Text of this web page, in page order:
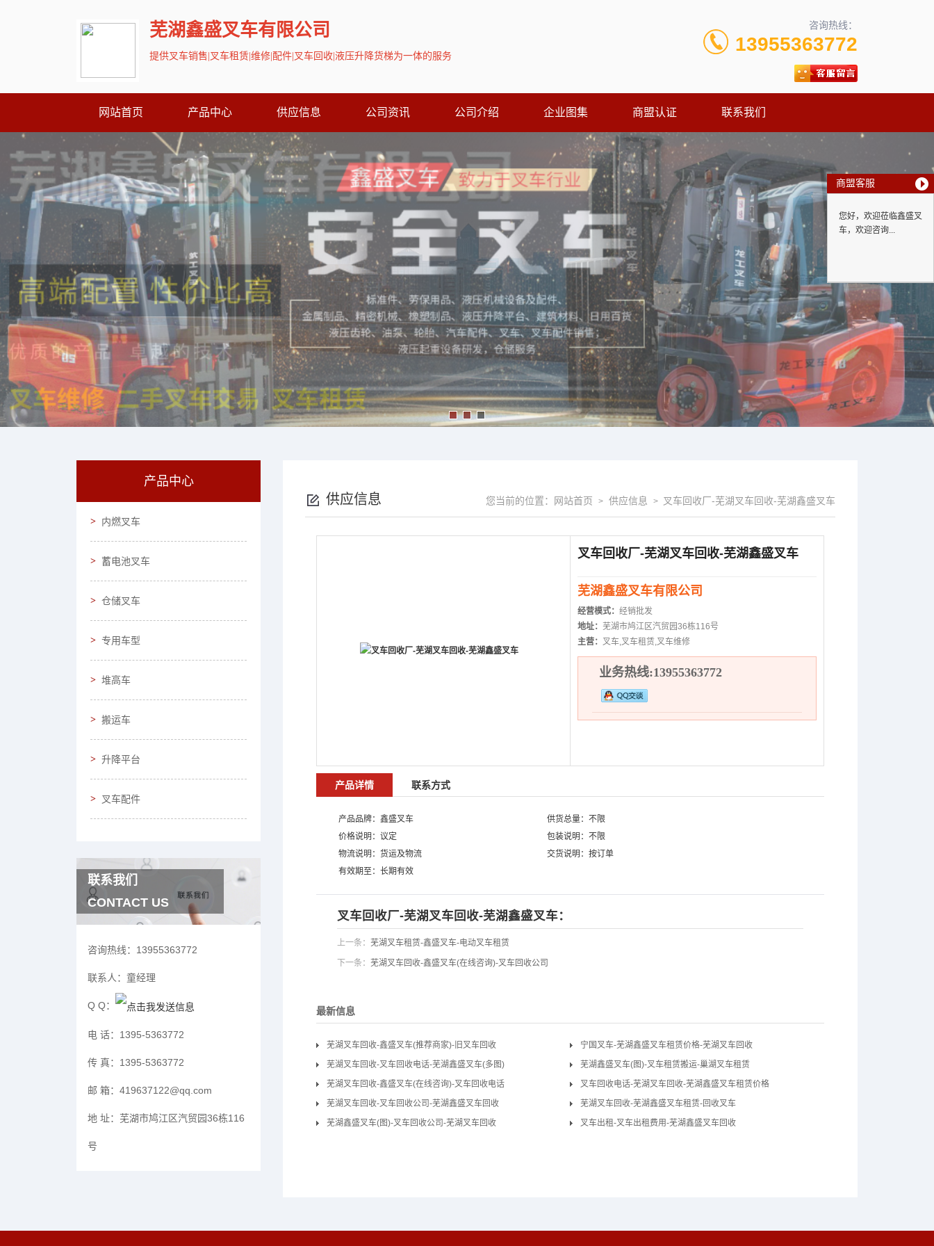
芜湖鑫盛叉车有限公司
提供叉车销售|叉车租赁|维修|配件|叉车回收|液压升降货梯为一体的服务
咨询热线：
13955363772
网站首页 产品中心 供应信息 公司资讯 公司介绍 企业图集 商盟认证 联系我们
产品中心
内燃叉车
蓄电池叉车
仓储叉车
专用车型
堆高车
搬运车
升降平台
叉车配件
联系我们
CONTACT US
咨询热线： 13955363772
联系人： 童经理
Q Q：
电 话： 1395-5363772
传 真： 1395-5363772
邮 箱： 419637122@qq.com
地 址： 芜湖市鸠江区汽贸园36栋116
号
供应信息 您当前的位置： 网站首页 > 供应信息 > 叉车回收厂-芜湖叉车回收-芜湖鑫盛叉车
叉车回收厂-芜湖叉车回收-芜湖鑫盛叉车
芜湖鑫盛叉车有限公司
经营模式： 经销批发
地址： 芜湖市鸠江区汽贸园36栋116号
主营： 叉车,叉车租赁,叉车维修
业务热线:13955363772
产品详情 联系方式
产品品牌：鑫盛叉车
供货总量：不限
价格说明：议定
包装说明：不限
物流说明：货运及物流
交货说明：按订单
有效期至：长期有效
叉车回收厂-芜湖叉车回收-芜湖鑫盛叉车：
上一条： 芜湖叉车租赁-鑫盛叉车-电动叉车租赁
下一条： 芜湖叉车回收-鑫盛叉车(在线咨询)-叉车回收公司
最新信息
芜湖叉车回收-鑫盛叉车(推荐商家)-旧叉车回收
宁国叉车-芜湖鑫盛叉车租赁价格-芜湖叉车回收
芜湖叉车回收-叉车回收电话-芜湖鑫盛叉车(多图)
芜湖鑫盛叉车(图)-叉车租赁搬运-巢湖叉车租赁
芜湖叉车回收-鑫盛叉车(在线咨询)-叉车回收电话
叉车回收电话-芜湖叉车回收-芜湖鑫盛叉车租赁价格
芜湖叉车回收-叉车回收公司-芜湖鑫盛叉车回收
芜湖叉车回收-芜湖鑫盛叉车租赁-回收叉车
芜湖鑫盛叉车(图)-叉车回收公司-芜湖叉车回收
叉车出租-叉车出租费用-芜湖鑫盛叉车回收
商盟客服
您好，欢迎莅临鑫盛叉
车，欢迎咨询...